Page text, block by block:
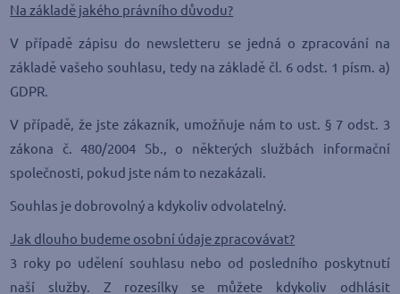
Na základě jakého právního důvodu?
V případě zápisu do newsletteru se jedná o zpracování na
základě vašeho souhlasu, tedy na základě čl. 6 odst. 1 písm. a)
GDPR.
V případě, že jste zákazník, umožňuje nám to ust. § 7 odst. 3
zákona č. 480/2004 Sb., o některých službách informační
společnosti, pokud jste nám to nezakázali.
Souhlas je dobrovolný a kdykoliv odvolatelný.
Jak dlouho budeme osobní údaje zpracovávat?
3 roky po udělení souhlasu nebo od posledního poskytnutí
naší služby. Z rozesílky se můžete kdykoliv odhlásit